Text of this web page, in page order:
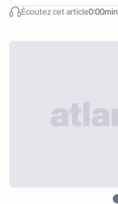
Écoutez cet article0:00min